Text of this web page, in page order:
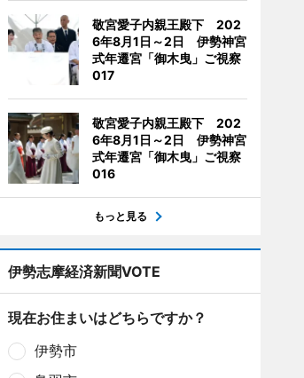
敬宮愛子内親王殿下 202
6年8月1日～2日 伊勢神宮
式年遷宮「御木曳」ご視察
017
敬宮愛子内親王殿下 202
6年8月1日～2日 伊勢神宮
式年遷宮「御木曳」ご視察
016
もっと見る
伊勢志摩経済新聞VOTE
現在お住まいはどちらですか？
伊勢市